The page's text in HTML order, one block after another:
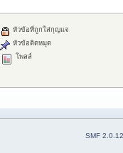
หัวข้อที่ถูกใส่กุญแจ
หัวข้อติดหมุด
โพลล์
SMF 2.0.12